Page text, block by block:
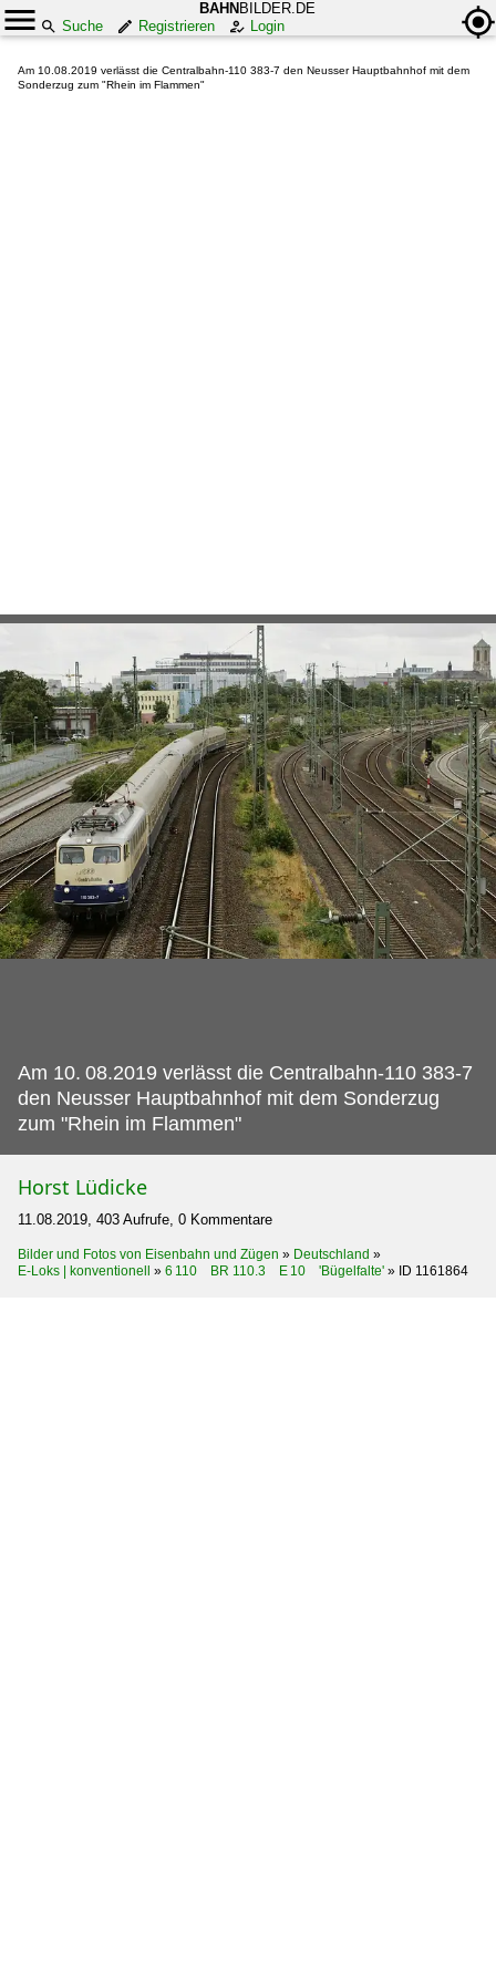
BAHN BILDER.DE
Suche
Registrieren Login
Am 10.08.2019 verlässt die Centralbahn-110 383-7 den Neusser Hauptbahnhof mit dem
Sonderzug zum "Rhein im Flammen"
Am 10. 08.2019 verlässt die Centralbahn-110 383-7
den Neusser Hauptbahnhof mit dem Sonderzug
zum "Rhein im Flammen"
Horst Lüdicke
11.08.2019, 403 Aufrufe, 0 Kommentare
Bilder und Fotos von Eisenbahn und Zügen » Deutschland »
E-Loks | konventionell
» 6 110 BR 110.3 E 10 'Bügelfalte' » ID 1161864